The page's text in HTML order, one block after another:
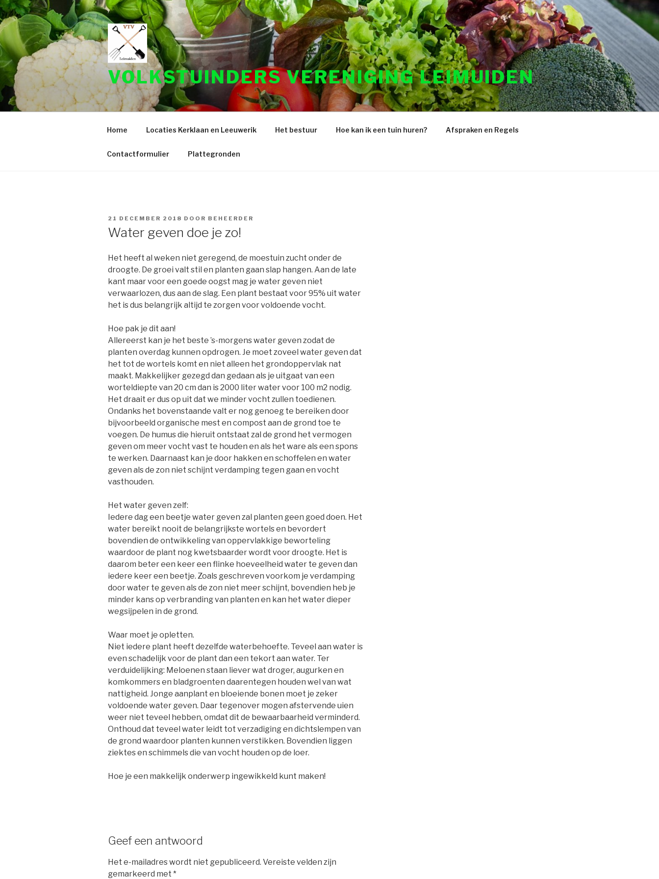
Naar
de
inhoud
springen
VOLKSTUINDERS VERENIGING LEIMUIDEN
Home Locaties Kerklaan en Leeuwerik Het bestuur Hoe kan ik een tuin huren? Afspraken en Regels
Contactformulier Plattegronden
GEPLAATST
21 DECEMBER 2018 DOOR BEHEERDER
Water geven doe je zo!
Het heeft al weken niet geregend, de moestuin zucht onder de
droogte. De groei valt stil en planten gaan slap hangen. Aan de late
kant maar voor een goede oogst mag je water geven niet
verwaarlozen, dus aan de slag. Een plant bestaat voor 95% uit water
het is dus belangrijk altijd te zorgen voor voldoende vocht.
Hoe pak je dit aan!
Allereerst kan je het beste ’s-morgens water geven zodat de
planten overdag kunnen opdrogen. Je moet zoveel water geven dat
het tot de wortels komt en niet alleen het grondoppervlak nat
maakt. Makkelijker gezegd dan gedaan als je uitgaat van een
worteldiepte van 20 cm dan is 2000 liter water voor 100 m2 nodig.
Het draait er dus op uit dat we minder vocht zullen toedienen.
Ondanks het bovenstaande valt er nog genoeg te bereiken door
bijvoorbeeld organische mest en compost aan de grond toe te
voegen. De humus die hieruit ontstaat zal de grond het vermogen
geven om meer vocht vast te houden en als het ware als een spons
te werken. Daarnaast kan je door hakken en schoffelen en water
geven als de zon niet schijnt verdamping tegen gaan en vocht
vasthouden.
Het water geven zelf:
Iedere dag een beetje water geven zal planten geen goed doen. Het
water bereikt nooit de belangrijkste wortels en bevordert
bovendien de ontwikkeling van oppervlakkige beworteling
waardoor de plant nog kwetsbaarder wordt voor droogte. Het is
daarom beter een keer een flinke hoeveelheid water te geven dan
iedere keer een beetje. Zoals geschreven voorkom je verdamping
door water te geven als de zon niet meer schijnt, bovendien heb je
minder kans op verbranding van planten en kan het water dieper
wegsijpelen in de grond.
Waar moet je opletten.
Niet iedere plant heeft dezelfde waterbehoefte. Teveel aan water is
even schadelijk voor de plant dan een tekort aan water. Ter
verduidelijking: Meloenen staan liever wat droger, augurken en
komkommers en bladgroenten daarentegen houden wel van wat
nattigheid. Jonge aanplant en bloeiende bonen moet je zeker
voldoende water geven. Daar tegenover mogen afstervende uien
weer niet teveel hebben, omdat dit de bewaarbaarheid verminderd.
Onthoud dat teveel water leidt tot verzadiging en dichtslempen van
de grond waardoor planten kunnen verstikken. Bovendien liggen
ziektes en schimmels die van vocht houden op de loer.
Hoe je een makkelijk onderwerp ingewikkeld kunt maken!
Geef een antwoord
Het e-mailadres wordt niet gepubliceerd. Vereiste velden zijn
gemarkeerd met *